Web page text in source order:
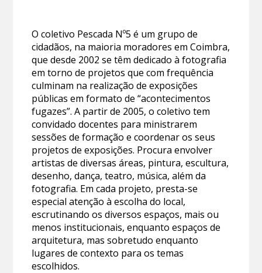
O coletivo Pescada Nº5 é um grupo de
cidadãos, na maioria moradores em Coimbra,
que desde 2002 se têm dedicado à fotografia
em torno de projetos que com frequência
culminam na realização de exposições
públicas em formato de “acontecimentos
fugazes”. A partir de 2005, o coletivo tem
convidado docentes para ministrarem
sessões de formação e coordenar os seus
projetos de exposições. Procura envolver
artistas de diversas áreas, pintura, escultura,
desenho, dança, teatro, música, além da
fotografia. Em cada projeto, presta-se
especial atenção à escolha do local,
escrutinando os diversos espaços, mais ou
menos institucionais, enquanto espaços de
arquitetura, mas sobretudo enquanto
lugares de contexto para os temas
escolhidos.